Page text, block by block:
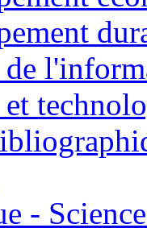
de
et
-